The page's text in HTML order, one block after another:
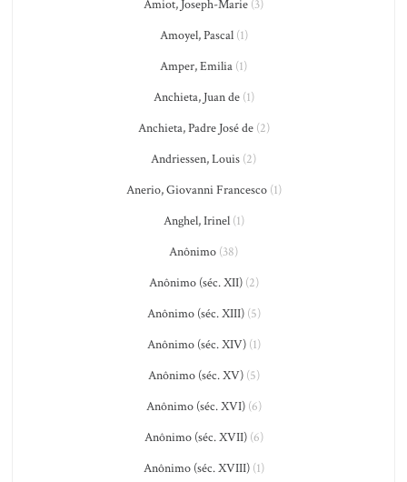
Amiot, Joseph-Marie (3)
Amoyel, Pascal(1)
Amper, Emilia (1)
Anchieta, Juan de(1)
Anchieta, Padre José de(2)
Andriessen, Louis (2)
Anerio, Giovanni Francesco(1)
Anghel, Irinel(1)
Anônimo (38)
Anônimo (séc. XII)(2)
Anônimo (séc. XIII)(5)
Anônimo (séc. XIV)(1)
Anônimo (séc. XV)(5)
Anônimo (séc. XVI)(6)
Anônimo (séc. XVII)(6)
Anônimo (séc. XVIII)(1)